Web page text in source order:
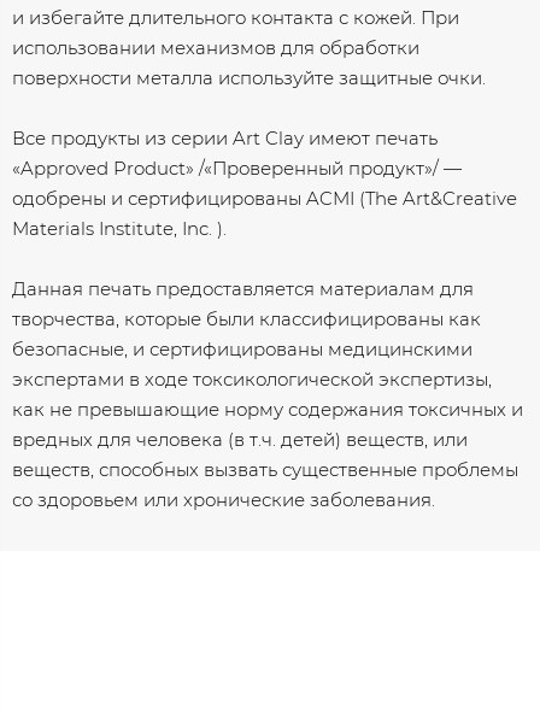
и избегайте длительного контакта с кожей. При
использовании механизмов для обработки
поверхности металла используйте защитные очки.
Все продукты из серии Art Clay имеют печать
«Approved Product» /«Проверенный продукт»/ —
одобрены и сертифицированы ACMI (The Art&Creative
Materials Institute, Inc. ).
Данная печать предоставляется материалам для
творчества, которые были классифицированы как
безопасные, и сертифицированы медицинскими
экспертами в ходе токсикологической экспертизы,
как не превышающие норму содержания токсичных и
вредных для человека (в т.ч. детей) веществ, или
веществ, способных вызвать существенные проблемы
со здоровьем или хронические заболевания.